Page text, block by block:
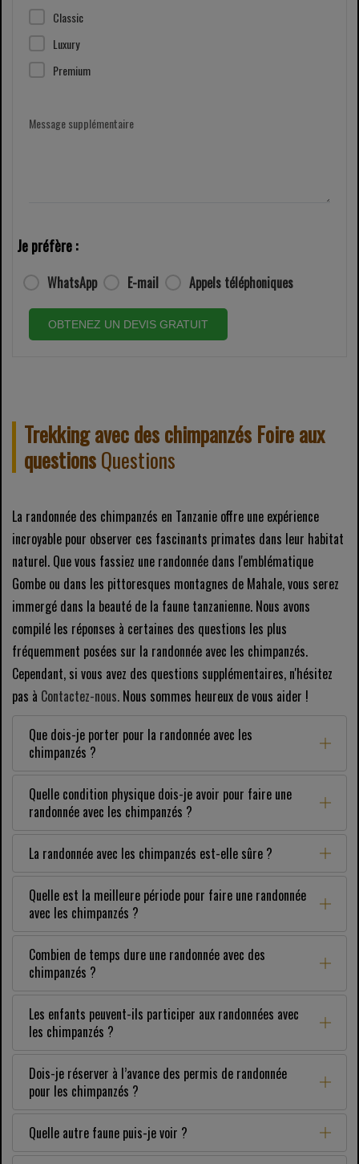
Classic
Luxury
Premium
Message supplémentaire
Je préfère :
WhatsApp E-mail Appels téléphoniques
OBTENEZ UN DEVIS GRATUIT
Trekking avec des chimpanzés Foire aux
questionsQuestions
La randonnée des chimpanzés en Tanzanie offre une expérience
incroyable pour observer ces fascinants primates dans leur habitat
naturel. Que vous fassiez une randonnée dans l'emblématique
Gombe ou dans les pittoresques montagnes de Mahale, vous serez
immergé dans la beauté de la faune tanzanienne. Nous avons
compilé les réponses à certaines des questions les plus
fréquemment posées sur la randonnée avec les chimpanzés.
Cependant, si vous avez des questions supplémentaires, n'hésitez
pas à Contactez-nous. Nous sommes heureux de vous aider !
Que dois-je porter pour la randonnée avec les
chimpanzés ?
Quelle condition physique dois-je avoir pour faire une
randonnée avec les chimpanzés ?
La randonnée avec les chimpanzés est-elle sûre ?
Quelle est la meilleure période pour faire une randonnée
avec les chimpanzés ?
Combien de temps dure une randonnée avec des
chimpanzés ?
Les enfants peuvent-ils participer aux randonnées avec
les chimpanzés ?
Dois-je réserver à l’avance des permis de randonnée
pour les chimpanzés ?
Quelle autre faune puis-je voir ?